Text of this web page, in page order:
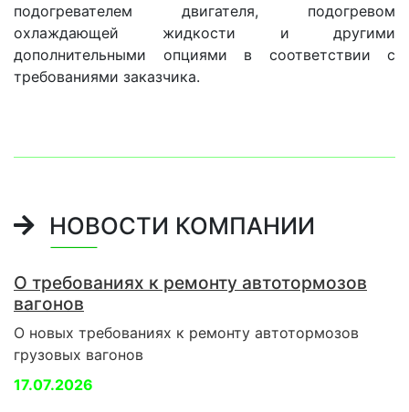
подогревателем двигателя, подогревом
охлаждающей жидкости и другими
дополнительными опциями в соответствии с
требованиями заказчика.
НОВОСТИ КОМПАНИИ
О требованиях к ремонту автотормозов
вагонов
О новых требованиях к ремонту автотормозов
грузовых вагонов
17.07.2026